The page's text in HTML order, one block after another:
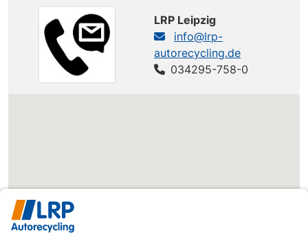
LRP Leipzig
info@lrp-
autorecycling.de
034295-758-0